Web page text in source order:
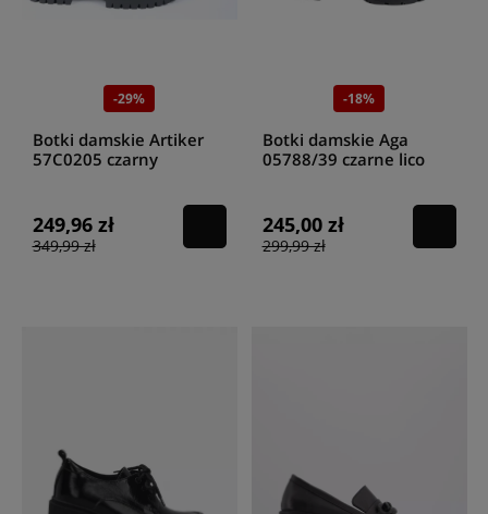
-29%
Botki damskie Artiker
57C0205 czarny
249,96 zł
349,99 zł
-18%
Botki damskie Aga
05788/39 czarne lico
245,00 zł
299,99 zł